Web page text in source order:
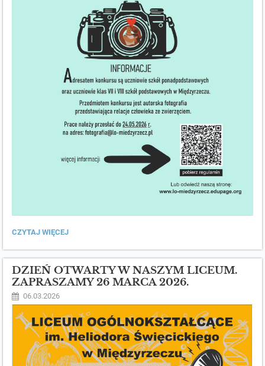
MIĘDZYSZKOLNY
FOTOGRAFICZNY.:
CZYTAJ WIĘCEJ
DZIEŃ OTWARTY W NASZYM LICEUM.
ZAPRASZAMY 26 MARCA 2026.
06.03.2026